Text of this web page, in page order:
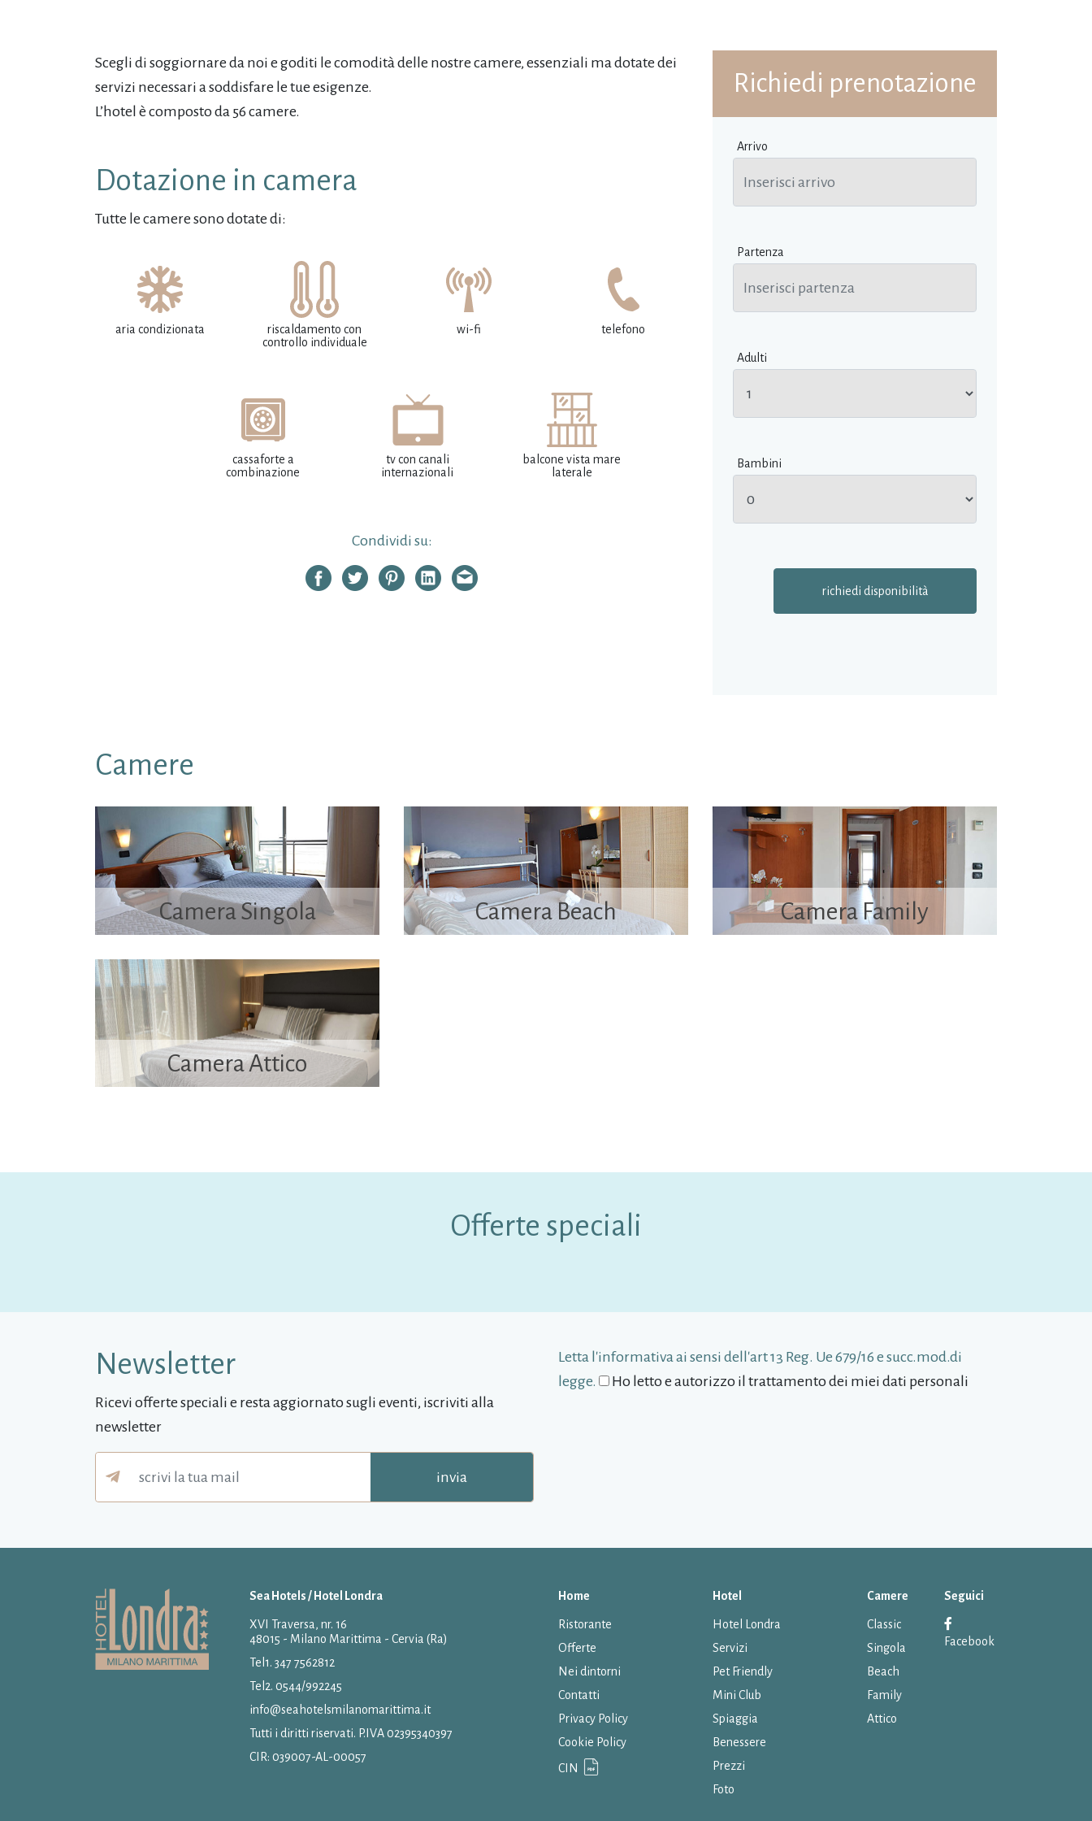
Scegli di soggiornare da noi e goditi le comodità delle nostre camere, essenziali ma dotate dei
servizi necessari a soddisfare le tue esigenze.
L’hotel è composto da 56 camere.
Dotazione in camera
Tutte le camere sono dotate di:
aria condizionata
riscaldamento con
controllo individuale
wi-fi telefono
cassaforte a
combinazione
tv con canali
internazionali
balcone vista mare
laterale
Condividi su:
Richiedi prenotazione
Arrivo
Partenza
Adulti
Bambini
richiedi disponibilità
Camere
Camera Singola Camera Beach Camera Family
Camera Attico
Offerte speciali
Newsletter
Ricevi offerte speciali e resta aggiornato sugli eventi, iscriviti alla
newsletter
invia
Letta l'informativa ai sensi dell'art 13 Reg. Ue 679/16 e succ.mod.di
legge.
Ho letto e autorizzo il trattamento dei miei dati personali
Sea Hotels / Hotel Londra
XVI Traversa, nr. 16
48015 - Milano Marittima - Cervia (Ra)
Tel1. 347 7562812
Tel2. 0544/992245
info@seahotelsmilanomarittima.it
Tutti i diritti riservati. P.IVA 02395340397
CIR: 039007-AL-00057
Home
Ristorante
Offerte
Nei dintorni
Contatti
Privacy Policy
Cookie Policy
CIN
Hotel
Hotel Londra
Servizi
Pet Friendly
Mini Club
Spiaggia
Benessere
Prezzi
Foto
Camere
Classic
Singola
Beach
Family
Attico
Seguici
Facebook